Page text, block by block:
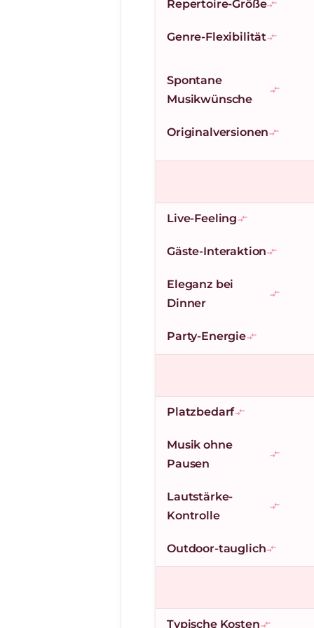
Repertoire-Größecompare_arrows
Genre-Flexibilitätcompare_arrows
Spontane
Musikwünsche
compare_arrows
Originalversionencompare_arrows
Live-Feelingcompare_arrows
Gäste-Interaktioncompare_arrows
Eleganz bei
Dinner
compare_arrows
Party-Energiecompare_arrows
Platzbedarfcompare_arrows
Musik ohne
Pausen
compare_arrows
Lautstärke-
Kontrolle
compare_arrows
Outdoor-tauglichcompare_arrows
Typische Kostencompare_arrows